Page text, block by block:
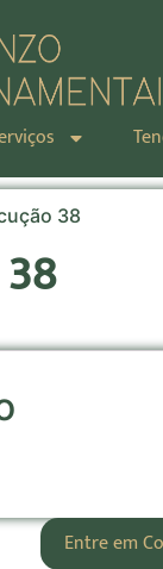
38
Entre em